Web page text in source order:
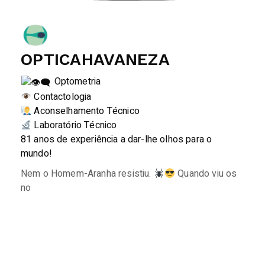
OPTICAHAVANEZA
Optometria
Contactologia
Aconselhamento Técnico
Laboratório Técnico
81 anos de experiência a dar-lhe olhos para o
mundo!
Nem o Homem-Aranha resistiu.
Quando viu os
no